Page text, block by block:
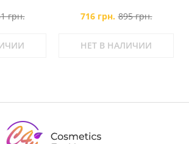
грн. 716 грн. 895 грн.
НЕТ В НАЛИЧИИ